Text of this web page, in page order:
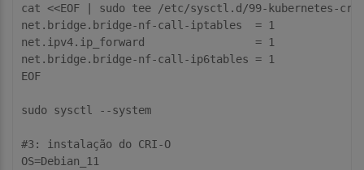
cat <<EOF | sudo tee /etc/sysctl.d/99-kubernetes-
net.bridge.bridge-nf-call -iptables  =
1
net.ipv4.ip_forward                 =
1
net.bridge.bridge-nf-call -ip6tables =
1
EOF
sudo sysctl --system
#3 : instalação do CRI-O
OS=Debian_11